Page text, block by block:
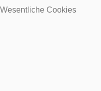
Wesentliche Cookies